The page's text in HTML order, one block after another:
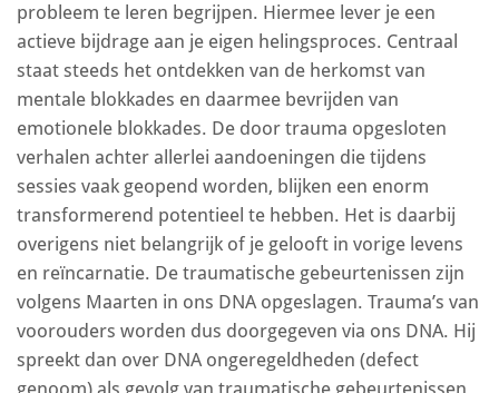
probleem te leren begrijpen. Hiermee lever je een
actieve bijdrage aan je eigen helingsproces. Centraal
staat steeds het ontdekken van de herkomst van
mentale blokkades en daarmee bevrijden van
emotionele blokkades. De door trauma opgesloten
verhalen achter allerlei aandoeningen die tijdens
sessies vaak geopend worden, blijken een enorm
transformerend potentieel te hebben. Het is daarbij
overigens niet belangrijk of je gelooft in vorige levens
en reïncarnatie. De traumatische gebeurtenissen zijn
volgens Maarten in ons DNA opgeslagen. Trauma’s van
voorouders worden dus doorgegeven via ons DNA. Hij
spreekt dan over DNA ongeregeldheden (defect